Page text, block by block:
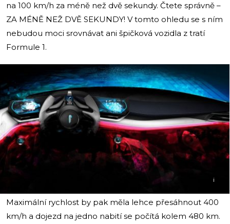
na 100 km/h za méně než dvě sekundy. Čtete správně –
ZA MÉNĚ NEŽ DVĚ SEKUNDY! V tomto ohledu se s ním
nebudou moci srovnávat ani špičková vozidla z tratí
Formule 1.
i
Maximální rychlost by pak měla lehce přesáhnout 400
km/h a dojezd na jedno nabití se počítá kolem 480 km.